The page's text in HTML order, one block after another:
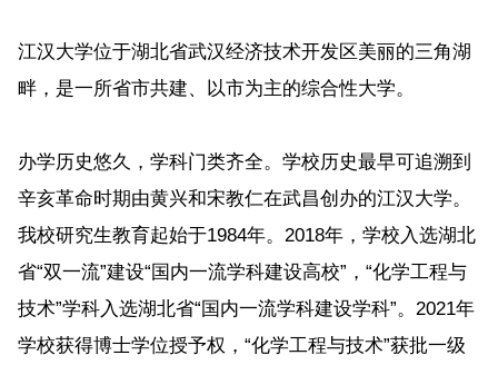
江汉大学位于湖北省武汉经济技术开发区美丽的三角湖
畔，是一所省市共建、以市为主的综合性大学。
办学历史悠久，学科门类齐全。学校历史最早可追溯到
辛亥革命时期由黄兴和宋教仁在武昌创办的江汉大学。
我校研究生教育起始于1984年。2018年，学校入选湖北
省“双一流”建设“国内一流学科建设高校”，“化学工程与
技术”学科入选湖北省“国内一流学科建设学科”。2021年
学校获得博士学位授予权，“化学工程与技术”获批一级